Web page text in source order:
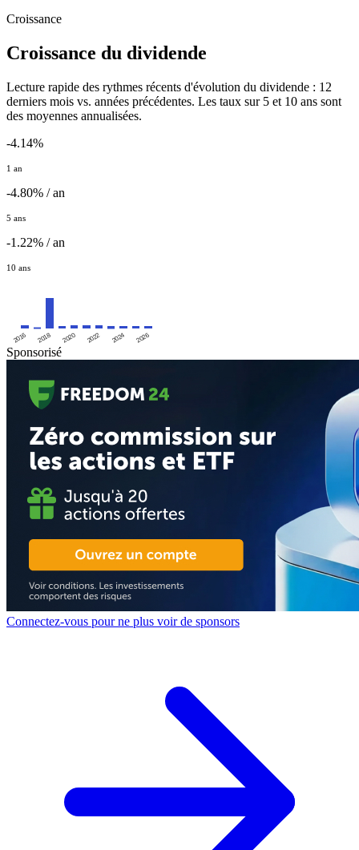
Croissance
Croissance du dividende
Lecture rapide des rythmes récents d'évolution du dividende : 12
derniers mois vs. années précédentes. Les taux sur 5 et 10 ans sont
des moyennes annualisées.
-4.14%
1 an
-4.80% / an
5 ans
-1.22% / an
10 ans
2016 2018 2020 2022 2024 2026
Sponsorisé
Connectez-vous pour ne plus voir de sponsors